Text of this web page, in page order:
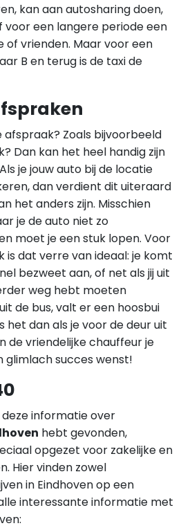
kan aan autosharing doen,
voor een langere periode een
of vrienden. Maar voor een
B en terug is de taxi de
afspraak? Zoals bijvoorbeeld
Dan kan het heel handig zijn
je jouw auto bij de locatie
dan verdient dit uiteraard
het anders zijn. Misschien
je de auto niet zo
moet je een stuk lopen. Voor
is dat verre van ideaal: je komt
bezweet aan, of net als jij uit
weg hebt moeten
de bus, valt er een hoosbui
het dan als je voor de deur uit
de vriendelijke chauffeur je
glimlach succes wenst!
informatie over
hebt gevonden,
opgezet voor zakelijke en
Hier vinden zowel
in Eindhoven op een
interessante informatie met